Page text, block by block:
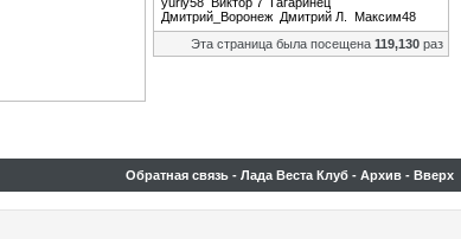
Дмитрий_Воронеж Дмитрий Л.
Максим48
Эта страница была посещена 119,130 раз
Обратная связь - Лада Веста Клуб - Архив - Вверх